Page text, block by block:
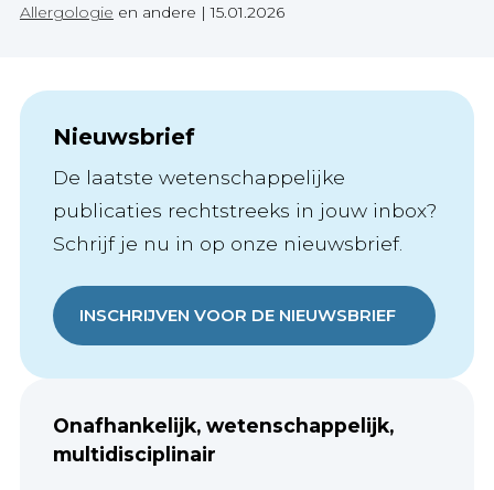
Allergologie en andere |15.01.2026
Nieuwsbrief
De laatste wetenschappelijke
publicaties rechtstreeks in jouw inbox?
Schrijf je nu in op onze nieuwsbrief.
INSCHRIJVEN VOOR DE NIEUWSBRIEF
Onafhankelijk, wetenschappelijk,
multidisciplinair